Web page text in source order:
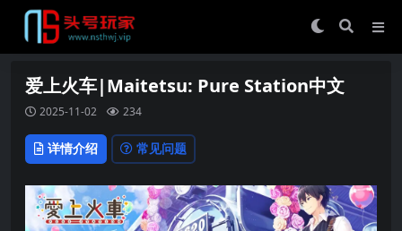
爱上火车|Maitetsu: Pure Station中文
2025-11-02 234
详情介绍 常见问题